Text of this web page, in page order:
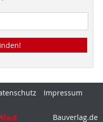
Impressum
Bauverlag.de